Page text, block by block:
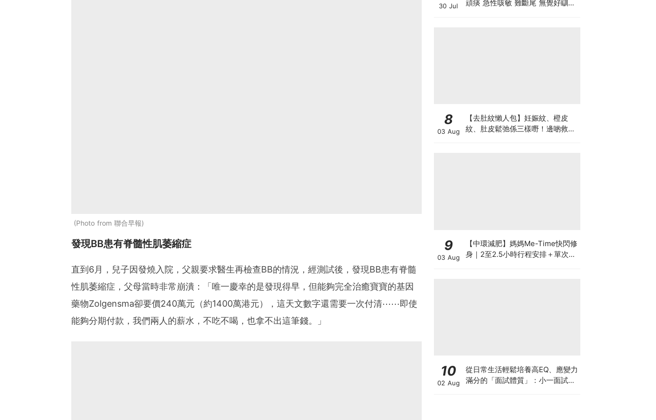
Photo from 聯合早報
發現BB患有脊髓性肌萎縮症
直到6月，兒子因發燒入院，父親要求醫生再檢查BB的情況，經測試後，發現BB患有脊髓
性肌萎縮症，父母當時非常崩潰：「唯一慶幸的是發現得早，但能夠完全治癒寶寶的基因
藥物Zolgensma卻要價240萬元（約1400萬港元），這天文數字還需要一次付清⋯⋯即使
能夠分期付款，我們兩人的薪水，不吃不喝，也拿不出這筆錢。」
30 Jul
頑痰 急性咳敏 難斷尾 無覺好瞓？
8
03 Aug
【去肚紋懶人包】妊娠紋、橙皮
紋、肚皮鬆弛係三樣嘢！邊啲救得
9
03 Aug
【中環減肥】媽媽Me-Time快閃修
身｜2至2.5小時行程安排＋單次收
10
02 Aug
從日常生活輕鬆培養高EQ、應變力
滿分的「面試體質」：小一面試最